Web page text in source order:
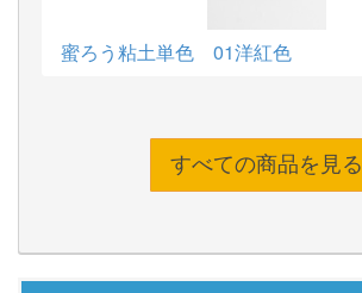
蜜ろう粘土単色 01洋紅色
すべての商品を見る